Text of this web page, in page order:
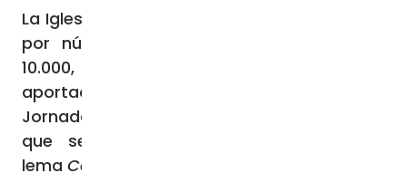
La Iglesia en España sigue siendo la primera
por número de misioneros, con más de
10.000, y la segunda en cuanto a
aportaciones monetarias con motivo de la
Jornada Mundial de las Misiones (Domund)
que se celebra este domingo bajo el
lema Corazones ardientes, pies en camino.